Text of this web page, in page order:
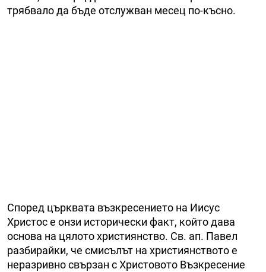
трябвало да бъде отслужван месец по-късно.
Според църквата възкресението на Иисус
Христос е онзи исторически факт, който дава
основа на цялото християнство. Св. ап. Павел
разбирайки, че смисълът на християнството е
неразривно свързан с Христовото Възкресение